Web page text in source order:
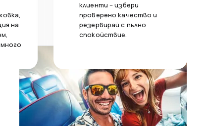
на
клиенти – избери
проверено качество и
резервирай с пълно
спокойствие.